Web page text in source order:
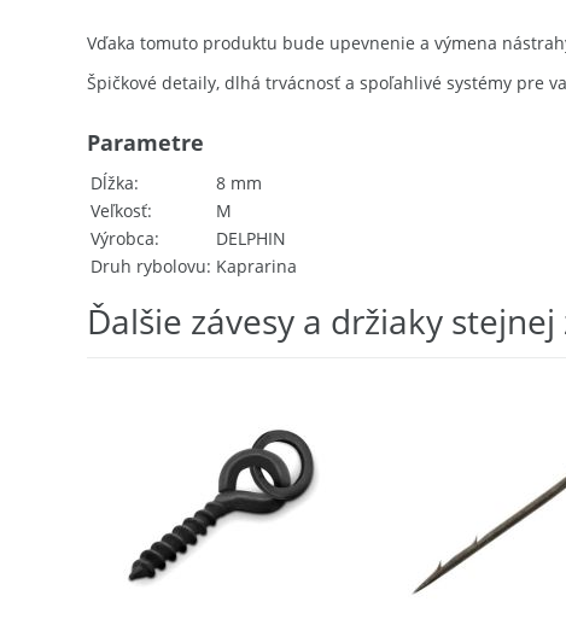
Vďaka tomuto produktu bude upevnenie a výmena
Špičkové detaily, dlhá trvácnosť a spoľahlivé systémy pre
Dĺžka
8 mm
Veľkosť
M
Výrobca
DELPHIN
Druh rybolovu Kaprarina
Parametre
Ďalšie závesy a držiaky stejnej